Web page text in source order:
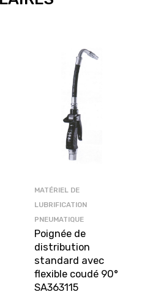
MATÉRIEL DE
LUBRIFICATION
PNEUMATIQUE
Poignée de
distribution
standard avec
flexible coudé 90°
SA363115